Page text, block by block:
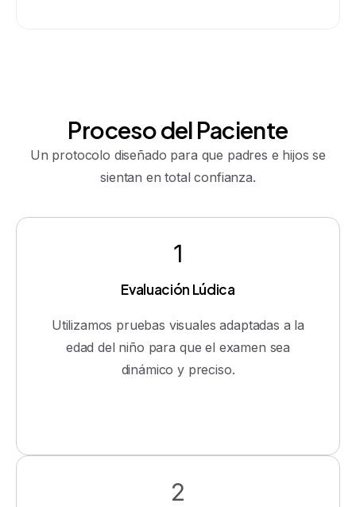
ProcesodelPaciente
Un protocolo diseñado para que padres e hijos se
sientan en total confianza.
1
Evaluación Lúdica
Utilizamos pruebas visuales adaptadas a la
edad del niño para que el examen sea
dinámico y preciso.
2